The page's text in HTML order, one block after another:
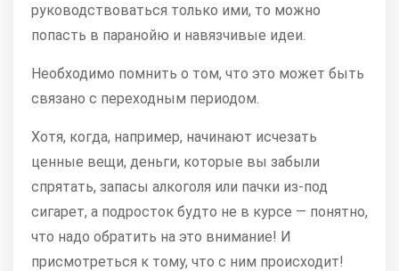
руководствоваться только ими, то можно
попасть в паранойю и навязчивые идеи.
Необходимо помнить о том, что это может быть
связано с переходным периодом.
Хотя, когда, например, начинают исчезать
ценные вещи, деньги, которые вы забыли
спрятать, запасы алкоголя или пачки из-под
сигарет, а подросток будто не в курсе — понятно,
что надо обратить на это внимание! И
присмотреться к тому, что с ним происходит!